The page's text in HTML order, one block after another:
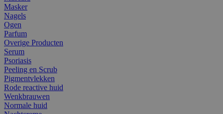
Masker
Nagels
Ogen
Parfum
Overige Producten
Serum
Psoriasis
Peeling en Scrub
Pigmentvlekken
Rode reactive huid
Wenkbrauwen
Normale huid